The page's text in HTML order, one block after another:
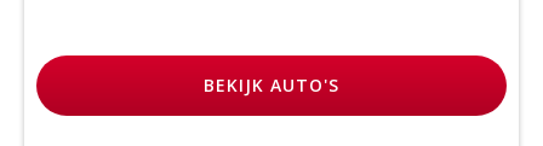
BEKIJK AUTO'S